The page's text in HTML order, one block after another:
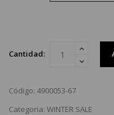
Cantidad:
Código: 4900053-67
Categoria: WINTER SALE